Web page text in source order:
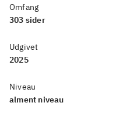
Omfang
303 sider
Udgivet
2025
Niveau
alment niveau